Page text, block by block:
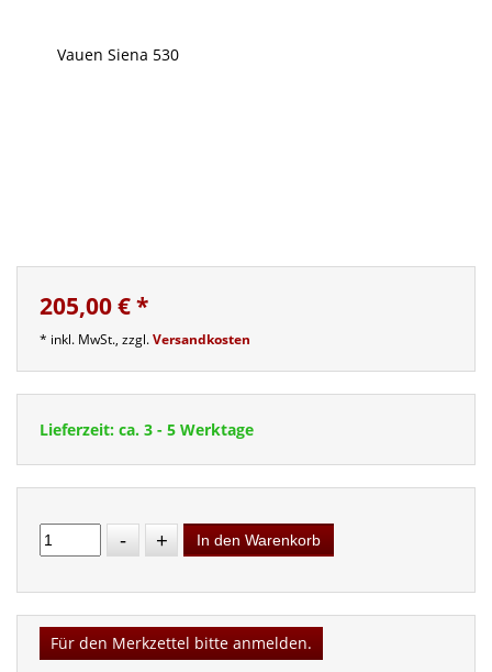
205,00 €*
* inkl. MwSt., zzgl.Versandkosten
Lieferzeit: ca. 3 - 5 Werktage
- + In den Warenkorb
Für den Merkzettel bitte anmelden.